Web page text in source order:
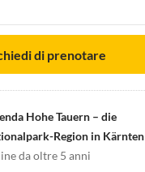
di prenotare
Hohe Tauern – die
Region in Kärnten
da oltre 5 anni